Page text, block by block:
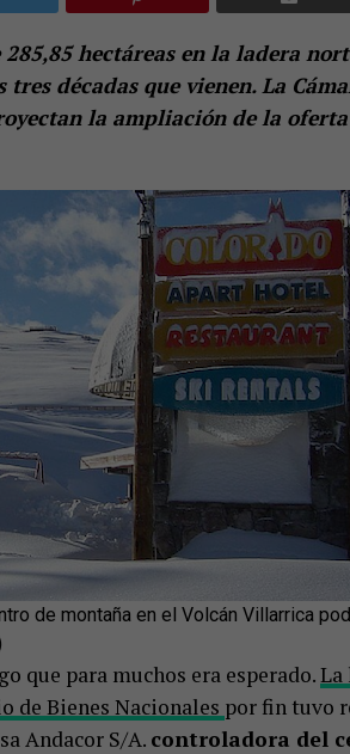
hectáreas en la ladera
décadas que vienen. La
la ampliación de la
de montaña en el Volcán Villarrica
que para muchos era esperado.La
de Bienes Nacionales por fin tuvo
Andacor S/A. controladora del